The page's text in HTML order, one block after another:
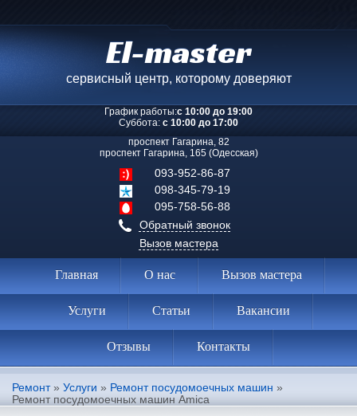
El-master
сервисный центр, которому доверяют
График работы:с 10:00 до 19:00
Суббота: с 10:00 до 17:00
проспект Гагарина, 82
проспект Гагарина, 165 (Одесская)
093-952-86-87
098-345-79-19
095-758-56-88
Обратный звонок
Вызов мастера
Главная О нас Вызов мастера
Услуги Статьи Вакансии
Отзывы Контакты
Ремонт» Услуги » Ремонт посудомоечных машин »
Ремонт посудомоечных машин Amica